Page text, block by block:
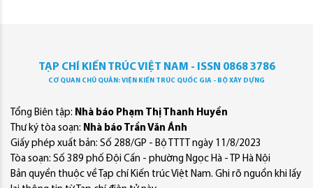
TẠP CHÍ KIẾN TRÚC VIỆT NAM - ISSN 0868 3786
CƠ QUAN CHỦ QUẢN: VIỆN KIẾN TRÚC QUỐC GIA - BỘ XÂY DỰNG
Tổng Biên tập: Nhà báo Phạm Thị Thanh Huyền
Thư ký tòa soạn: Nhà báo Trần Văn Ánh
Giấy phép xuất bản: Số 288/GP - Bộ TTTT ngày 11/8/2023
Tòa soạn: Số 389 phố Đội Cấn - phường Ngọc Hà - TP Hà Nội
Bản quyền thuộc về Tạp chí Kiến trúc Việt Nam. Ghi rõ nguồn khi lấy